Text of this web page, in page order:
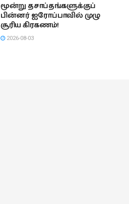
மூன்று தசாப்தங்களுக்குப்
பின்னர் ஐரோப்பாவில் முழு
சூரிய கிரகணம்!
2026-08-03